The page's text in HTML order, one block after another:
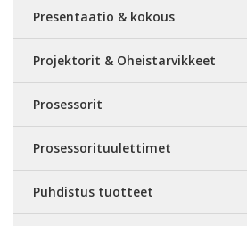
Presentaatio & kokous
Projektorit & Oheistarvikkeet
Prosessorit
Prosessorituulettimet
Puhdistus tuotteet